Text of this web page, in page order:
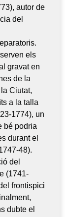
autor de
del
els
gravat en
de la
Ciutat,
a la talla
1774), un
bé podria
durant el
48).
del
(1741-
frontispici
dubte el